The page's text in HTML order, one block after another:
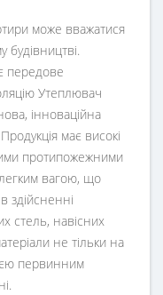
може вважатися
передове
Утеплювач
інноваційна
має високі
протипожежними
вагою, що
здійсненні
стель, навісних
не тільки на
первинним